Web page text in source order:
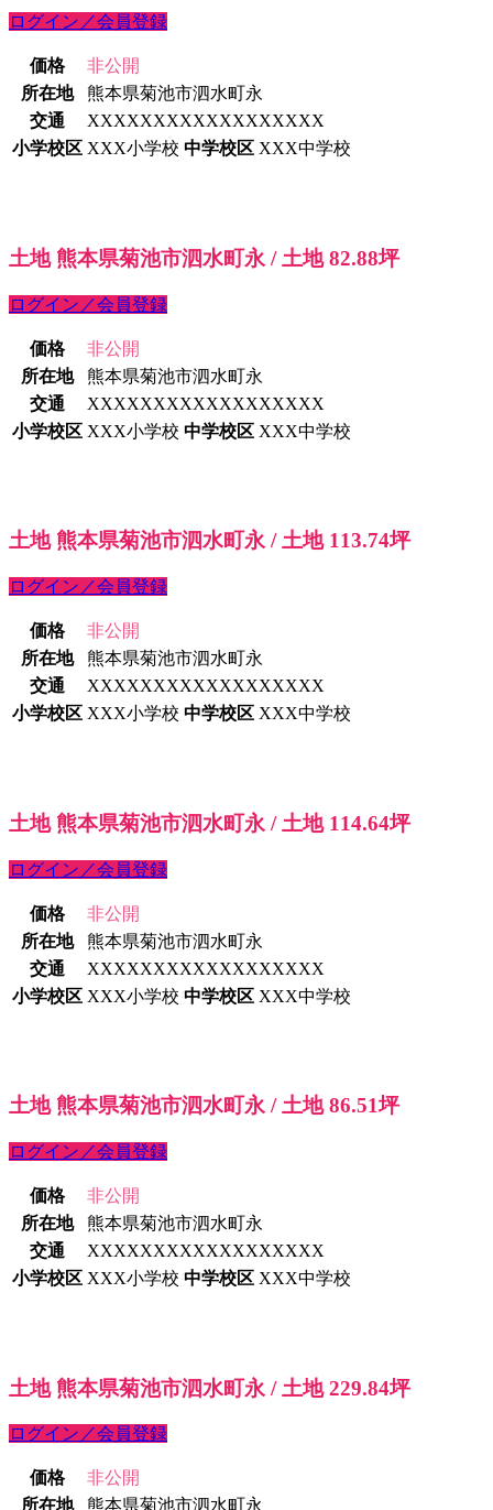
ログイン／会員登録
価格
非公開
所在地
熊本県菊池市泗水町永
交通
XXXXXXXXXXXXXXXXXX
小学校区 XXX小学校 中学校区 XXX中学校
土地 熊本県菊池市泗水町永 / 土地 82.88坪
ログイン／会員登録
価格
非公開
所在地
熊本県菊池市泗水町永
交通
XXXXXXXXXXXXXXXXXX
小学校区 XXX小学校 中学校区 XXX中学校
土地 熊本県菊池市泗水町永 / 土地 113.74坪
ログイン／会員登録
価格
非公開
所在地
熊本県菊池市泗水町永
交通
XXXXXXXXXXXXXXXXXX
小学校区 XXX小学校 中学校区 XXX中学校
土地 熊本県菊池市泗水町永 / 土地 114.64坪
ログイン／会員登録
価格
非公開
所在地
熊本県菊池市泗水町永
交通
XXXXXXXXXXXXXXXXXX
小学校区 XXX小学校 中学校区 XXX中学校
土地 熊本県菊池市泗水町永 / 土地 86.51坪
ログイン／会員登録
価格
非公開
所在地
熊本県菊池市泗水町永
交通
XXXXXXXXXXXXXXXXXX
小学校区 XXX小学校 中学校区 XXX中学校
土地 熊本県菊池市泗水町永 / 土地 229.84坪
ログイン／会員登録
価格
非公開
所在地
熊本県菊池市泗水町永